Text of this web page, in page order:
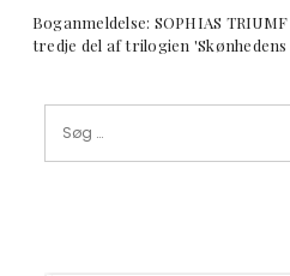
Boganmeldelse: SOPHIAS
tredje del af trilogien